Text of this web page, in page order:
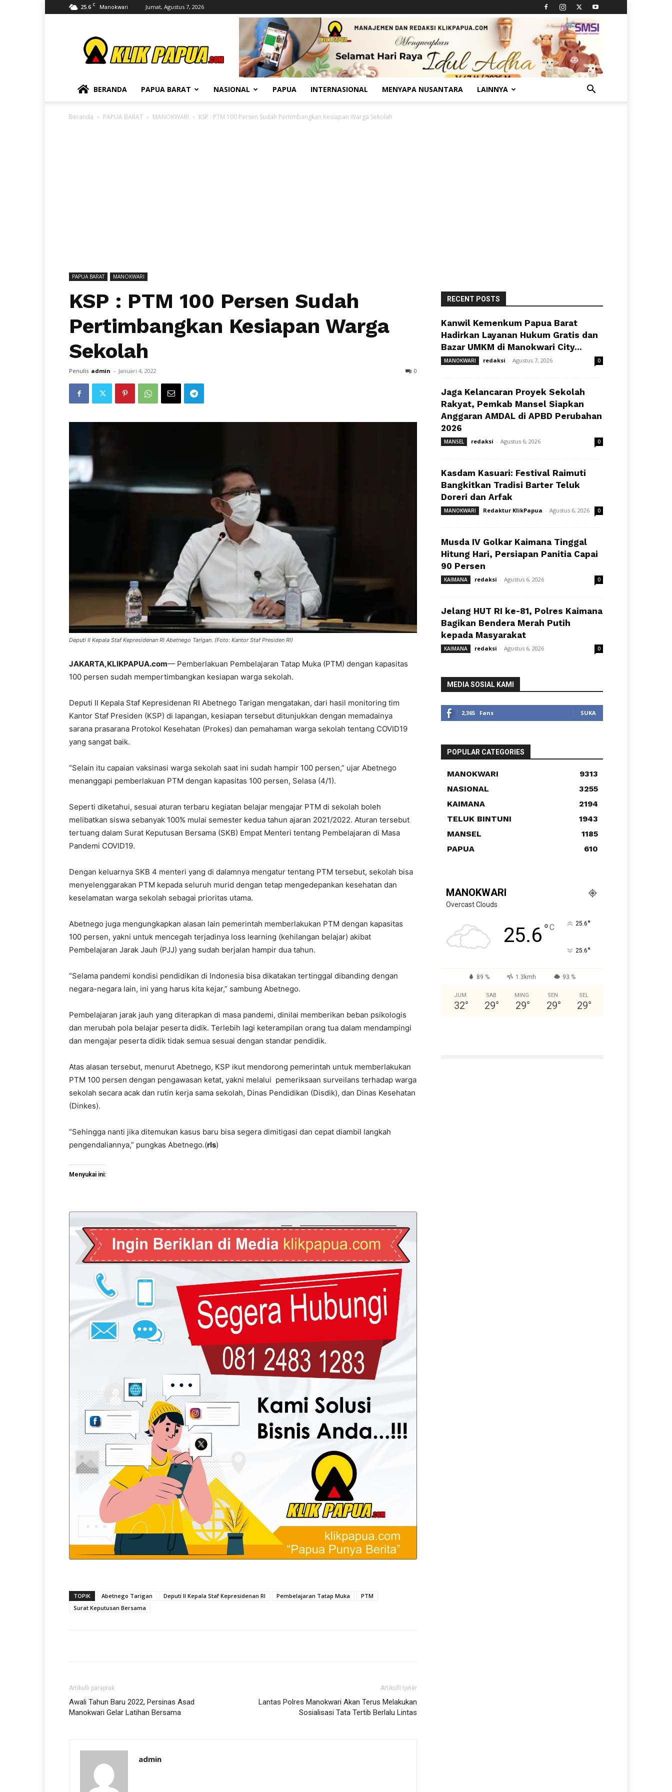
25.6 C Manokwari Jumat, Agustus 7, 2026
BERANDA PAPUA BARAT NASIONAL PAPUA INTERNASIONAL MENYAPA NUSANTARA LAINNYA
Beranda PAPUA BARAT MANOKWARI KSP : PTM 100 Persen Sudah Pertimbangkan Kesiapan Warga Sekolah
PAPUA BARAT MANOKWARI
KSP : PTM 100 Persen Sudah
Pertimbangkan Kesiapan Warga
Sekolah
Penulis admin - Januari 4, 2022 0
Deputi II Kepala Staf Kepresidenan RI Abetnego Tarigan. (Foto: Kantor Staf Presiden RI)
JAKARTA,KLIKPAPUA.com— Pemberlakuan Pembelajaran Tatap Muka (PTM) dengan kapasitas
100 persen sudah mempertimbangkan kesiapan warga sekolah.
Deputi II Kepala Staf Kepresidenan RI Abetnego Tarigan mengatakan, dari hasil monitoring tim
Kantor Staf Presiden (KSP) di lapangan, kesiapan tersebut ditunjukkan dengan memadainya
sarana prasarana Protokol Kesehatan (Prokes) dan pemahaman warga sekolah tentang COVID19
yang sangat baik.
“Selain itu capaian vaksinasi warga sekolah saat ini sudah hampir 100 persen,” ujar Abetnego
menanggapi pemberlakuan PTM dengan kapasitas 100 persen, Selasa (4/1).
Seperti diketahui, sesuai aturan terbaru kegiatan belajar mengajar PTM di sekolah boleh
melibatkan siswa sebanyak 100% mulai semester kedua tahun ajaran 2021/2022. Aturan tersebut
tertuang dalam Surat Keputusan Bersama (SKB) Empat Menteri tentang Pembelajaran di Masa
Pandemi COVID19.
Dengan keluarnya SKB 4 menteri yang di dalamnya mengatur tentang PTM tersebut, sekolah bisa
menyelenggarakan PTM kepada seluruh murid dengan tetap mengedepankan kesehatan dan
keselamatan warga sekolah sebagai prioritas utama.
Abetnego juga mengungkapkan alasan lain pemerintah memberlakukan PTM dengan kapasitas
100 persen, yakni untuk mencegah terjadinya loss learning (kehilangan belajar) akibat
Pembelajaran Jarak Jauh (PJJ) yang sudah berjalan hampir dua tahun.
“Selama pandemi kondisi pendidikan di Indonesia bisa dikatakan tertinggal dibanding dengan
negara-negara lain, ini yang harus kita kejar,” sambung Abetnego.
Pembelajaran jarak jauh yang diterapkan di masa pandemi, dinilai memberikan beban psikologis
dan merubah pola belajar peserta didik. Terlebih lagi keterampilan orang tua dalam mendampingi
dan mengajar peserta didik tidak semua sesuai dengan standar pendidik.
Atas alasan tersebut, menurut Abetnego, KSP ikut mendorong pemerintah untuk memberlakukan
PTM 100 persen dengan pengawasan ketat, yakni melalui pemeriksaan surveilans terhadap warga
sekolah secara acak dan rutin kerja sama sekolah, Dinas Pendidikan (Disdik), dan Dinas Kesehatan
(Dinkes).
“Sehingga nanti jika ditemukan kasus baru bisa segera dimitigasi dan cepat diambil langkah
pengendaliannya,” pungkas Abetnego.(rls)
Menyukai ini:
TOPIK Abetnego Tarigan Deputi II Kepala Staf Kepresidenan RI Pembelajaran Tatap Muka
PTM
Surat Keputusan Bersama
Artikulli paraprak
Awali Tahun Baru 2022, Persinas Asad
Manokwari Gelar Latihan Bersama
Artikulli tjetër
Lantas Polres Manokwari Akan Terus Melakukan
Sosialisasi Tata Tertib Berlalu Lintas
admin
RECENT POSTS
Kanwil Kemenkum Papua Barat
Hadirkan Layanan Hukum Gratis dan
Bazar UMKM di Manokwari City...
MANOKWARI redaksi - Agustus 7, 2026 0
Jaga Kelancaran Proyek Sekolah
Rakyat, Pemkab Mansel Siapkan
Anggaran AMDAL di APBD Perubahan
2026
MANSEL redaksi - Agustus 6, 2026 0
Kasdam Kasuari: Festival Raimuti
Bangkitkan Tradisi Barter Teluk
Doreri dan Arfak
MANOKWARI Redaktur KlikPapua - Agustus 6, 2026 0
Musda IV Golkar Kaimana Tinggal
Hitung Hari, Persiapan Panitia Capai
90 Persen
KAIMANA redaksi - Agustus 6, 2026 0
Jelang HUT RI ke-81, Polres Kaimana
Bagikan Bendera Merah Putih
kepada Masyarakat
KAIMANA redaksi - Agustus 6, 2026 0
MEDIA SOSIAL KAMI
2,365 Fans SUKA
POPULAR CATEGORIES
MANOKWARI
9313
NASIONAL
3255
KAIMANA
2194
TELUK BINTUNI
1943
MANSEL
1185
PAPUA
610
MANOKWARI
Overcast Clouds
25.6°C 25.6°
25.6°
89 % 1.3kmh 93 %
JUM
32°
SAB
29°
MING
29°
SEN
29°
SEL
29°